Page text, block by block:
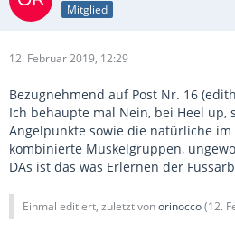
Mitglied
12. Februar 2019, 12:29
Bezugnehmend auf Post Nr. 16
Ich behaupte mal Nein, bei Heel up,
Angelpunkte sowie die natürliche im
kombinierte Muskelgruppen,
DAs ist das was Erlernen der
Einmal editiert, zuletzt vonorinocco(12.